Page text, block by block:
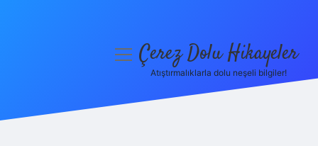
menüyüÇerez Dolu Hikayeler
Atıştırmalıklarla dolu neşeli bilgiler!